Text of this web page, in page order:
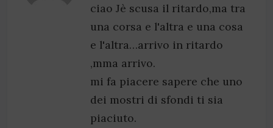
ciao Jè scusa il ritardo,ma tra
una corsa e l'altra e una cosa
e l'altra…arrivo in ritardo
,mma arrivo.
mi fa piacere sapere che uno
dei mostri di sfondi ti sia
piaciuto.